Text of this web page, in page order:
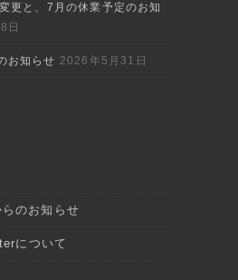
更と、7月の休業予定のお知
日
お知らせ 2026年5月31日
のお知らせ
について